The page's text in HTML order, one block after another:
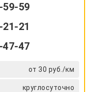
59
21
47
от 30 руб./км
круглосуточно